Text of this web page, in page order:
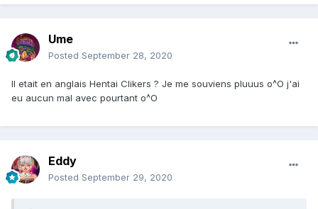
Ume
Posted September 28, 2020
Il etait en anglais Hentai Clikers ? Je me souviens pluuus o^O j'ai
eu aucun mal avec pourtant o^O
Eddy
Posted September 29, 2020